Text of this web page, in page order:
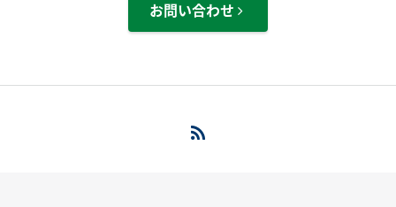
お問い合わせ